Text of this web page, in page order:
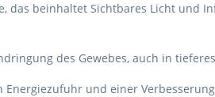
das beinhaltet Sichtbares Licht und
des Gewebes, auch in
und einer